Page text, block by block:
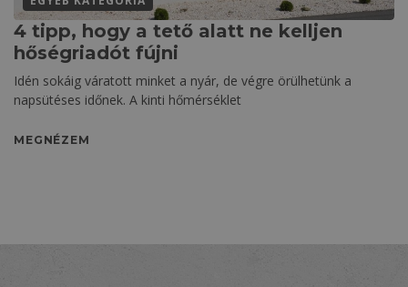
4 tipp, hogy a tető alatt ne kelljen
hőségriadót fújni
Idén sokáig váratott minket a nyár, de végre örülhetünk a
napsütéses időnek. A kinti hőmérséklet
MEGNÉZEM